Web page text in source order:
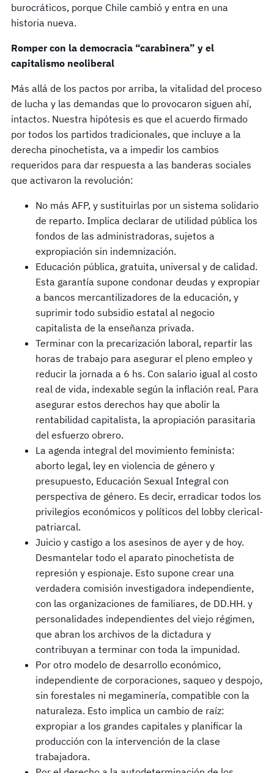
burocráticos, porque Chile cambió y entra en una
historia nueva.
Romper con la democracia “carabinera” y el
capitalismo neoliberal
Más allá de los pactos por arriba, la vitalidad del proceso
de lucha y las demandas que lo provocaron siguen ahí,
intactos. Nuestra hipótesis es que el acuerdo firmado
por todos los partidos tradicionales, que incluye a la
derecha pinochetista, va a impedir los cambios
requeridos para dar respuesta a las banderas sociales
que activaron la revolución:
No más AFP, y sustituirlas por un sistema solidario
de reparto. Implica declarar de utilidad pública los
fondos de las administradoras, sujetos a
expropiación sin indemnización.
Educación pública, gratuita, universal y de calidad.
Esta garantía supone condonar deudas y expropiar
a bancos mercantilizadores de la educación, y
suprimir todo subsidio estatal al negocio
capitalista de la enseñanza privada.
Terminar con la precarización laboral, repartir las
horas de trabajo para asegurar el pleno empleo y
reducir la jornada a 6 hs. Con salario igual al costo
real de vida, indexable según la inflación real. Para
asegurar estos derechos hay que abolir la
rentabilidad capitalista, la apropiación parasitaria
del esfuerzo obrero.
La agenda integral del movimiento feminista:
aborto legal, ley en violencia de género y
presupuesto, Educación Sexual Integral con
perspectiva de género. Es decir, erradicar todos los
privilegios económicos y políticos del lobby clerical-
patriarcal.
Juicio y castigo a los asesinos de ayer y de hoy.
Desmantelar todo el aparato pinochetista de
represión y espionaje. Esto supone crear una
verdadera comisión investigadora independiente,
con las organizaciones de familiares, de DD.HH. y
personalidades independientes del viejo régimen,
que abran los archivos de la dictadura y
contribuyan a terminar con toda la impunidad.
Por otro modelo de desarrollo económico,
independiente de corporaciones, saqueo y despojo,
sin forestales ni megaminería, compatible con la
naturaleza. Esto implica un cambio de raíz:
expropiar a los grandes capitales y planificar la
producción con la intervención de la clase
trabajadora.